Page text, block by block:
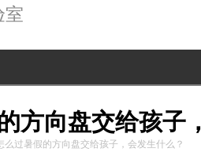
方向盘交给孩子
么过暑假的方向盘交给孩子，会发生什么？